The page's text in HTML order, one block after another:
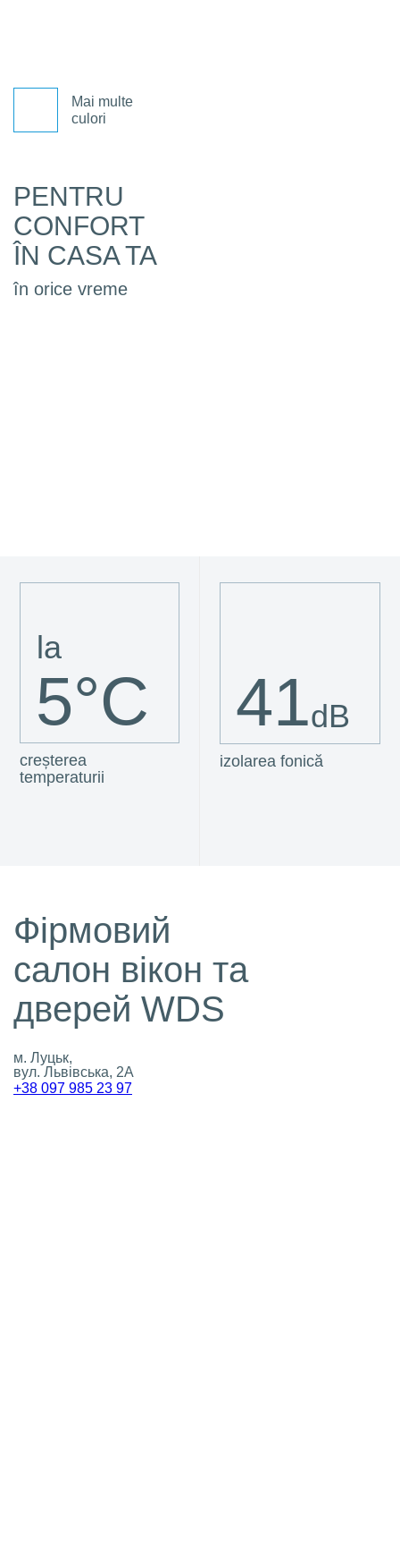
Mai multe
culori
PENTRU
CONFORT
ÎN CASA TA
în orice vreme
la
5°С
creșterea
temperaturii
41dB
izola­rea fonică
Фірмовий
салон вікон та
дверей WDS
м. Луцьк,
вул. Львівська, 2А
+38 097 985 23 97